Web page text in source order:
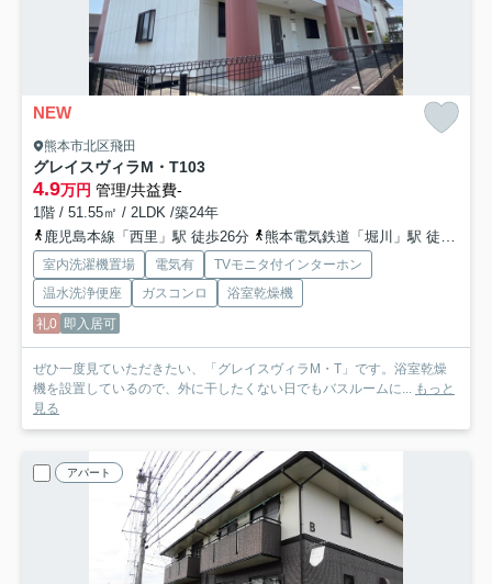
NEW
熊本市北区飛田
グレイスヴィラM・T103
4.9万円 管理/共益費-
1階 / 51.55㎡ / 2LDK /築24年
鹿児島本線「西里」駅 徒歩26分
熊本電気鉄道「堀川」駅 徒歩22分
室内洗濯機置場 電気有
TVモニタ付インターホン
温水洗浄便座
ガスコンロ
浴室乾燥機
礼0 即入居可
ぜひ一度見ていただきたい、「グレイスヴィラM・T」です。浴室乾燥
機を設置しているので、外に干したくない日でもバスルームに... もっと
見る
アパート